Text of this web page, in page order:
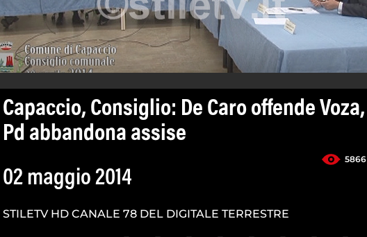
Capaccio, Consiglio: De Caro offende Voza,
Pd abbandona assise
5866
02 maggio 2014
STILETV HD CANALE 78 DEL DIGITALE TERRESTRE